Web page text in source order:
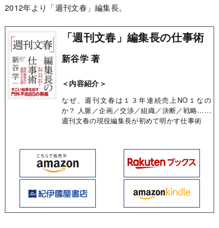
2012年より「週刊文春」編集長。
「週刊文春」編集長の仕事術
新谷学 著
＜内容紹介＞
なぜ、週刊文春は１３年連続売上NO１なの
か？ 人脈／企画／交渉／組織／決断／戦略……
週刊文春の現役編集長が初めて明かす仕事術